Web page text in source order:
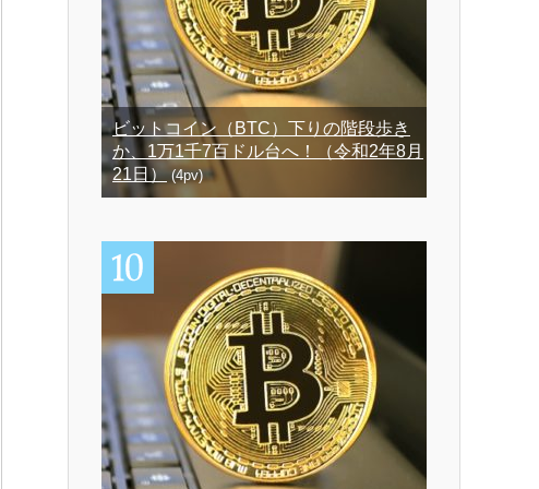
ビットコイン（BTC）下りの階段歩き
か、1万1千7百ドル台へ！（令和2年8月
21日）(4pv)